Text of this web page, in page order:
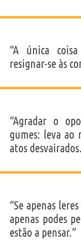
“A única
resignar-se às
“Agradar o
gumes: leva
atos
“Se apenas
apenas podes
estão a pensar.”